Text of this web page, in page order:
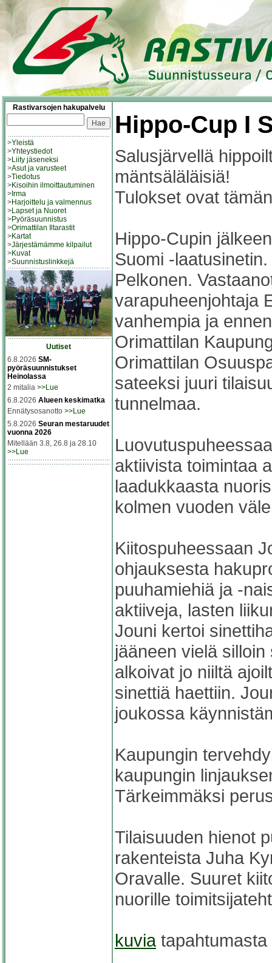
Rastivarsojen hakupalvelu
>Yleistä
>Yhteystiedot
>Liity jäseneksi
>Asut ja varusteet
>Tiedotus
>Kisoihin ilmoittautuminen
> Irma
>Harjoittelu ja valmennus
>Lapset ja Nuoret
>Pyöräsuunnistus
>Orimattilan Iltarastit
>Kartat
>Järjestämämme kilpailut
>Kuvat
>Suunnistuslinkkejä
Uutiset
6.8.2026 SM-
pyöräsuunnistukset
Heinolassa
2 mitalia >>Lue
6.8.2026 Alueen keskimatka
Ennätysosanotto >>Lue
5.8.2026 Seuran mestaruudet
vuonna 2026
Mitellään 3.8, 26.8 ja 28.10
>>Lue
Hippo-Cup I
Salusjärvellä
mäntsäläläisiä!
Tulokset ovat
Hippo-Cupin
Suomi -
Pelkonen.
varapuheenjohtaja
vanhempia ja
Orimattilan
Orimattilan
sateeksi juuri
tunnelmaa.
aktiivista toimintaa
laadukkaasta
kolmen vuoden
Kiitospuheessaan
ohjauksesta
puuhamiehiä ja -
aktiiveja, lasten
Jouni kertoi
jääneen vielä
alkoivat jo niiltä
sinettiä haettiin.
joukossa
Kaupungin
kaupungin
Tärkeimmäksi
Tilaisuuden hienot
rakenteista Juha
Oravalle. Suuret
nuorille
kuviatapahtumasta